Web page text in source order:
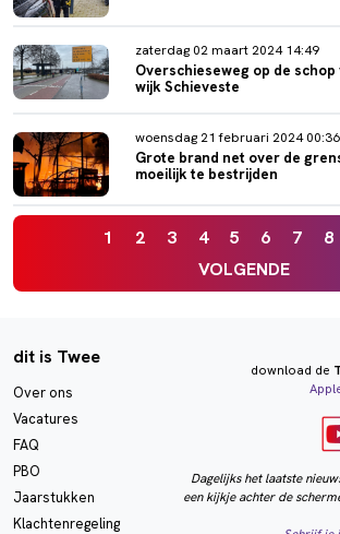
zaterdag 02 maart 2024 14:49
Overschieseweg op de
wijk Schieveste
woensdag 21 februari 2024 00:36
Grote brand net over de
moeilijk te bestrijden
1 2 3 4 5 6 7 8
VOLGENDE
dit is Twee
Over ons
Vacatures
FAQ
PBO
Jaarstukken
Klachtenregeling
download de
Dagelijks het laatste
een kijkje achter de